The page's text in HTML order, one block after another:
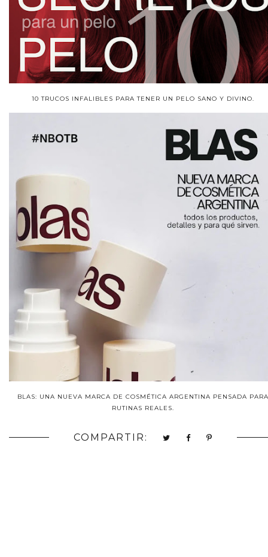
10 TRUCOS INFALIBLES PARA TENER UN PELO SANO Y DIVINO.
BLAS: UNA NUEVA MARCA DE COSMÉTICA ARGENTINA PENSADA PARA
RUTINAS REALES.
COMPARTIR: